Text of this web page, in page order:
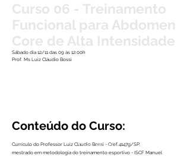
Curso 06 - Treinamento
Funcional para Abdomen
Core de Alta Intensidade
Sábado dia 12/11 das 09 às 12:00h
Prof. Ms Luiz Cláudio Bossi
Conteúdo do Curso:
Currículo do Professor Luiz Claudio Bossi - Cref.4147g/SP:
mestrado em metodologia do treinamento esportivo - ISCF Manuel
Leia mais